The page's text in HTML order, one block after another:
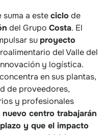
suma a esteciclo de
del Grupo Costa. El
suproyecto
del Valle del
y logística.
en sus plantas,
de proveedores,
y profesionales
nuevo centro trabajarán
y que el impacto